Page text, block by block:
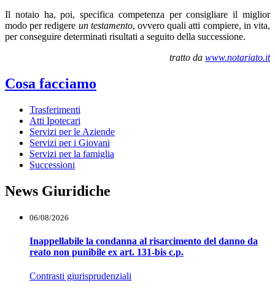
Il notaio ha, poi, specifica competenza per consigliare il miglior
modo per redigere un testamento, ovvero quali atti compiere, in vita,
per conseguire determinati risultati a seguito della successione.
tratto da www.notariato.it
Cosa facciamo
Trasferimenti
Atti Ipotecari
Servizi per le Aziende
Servizi per i Giovani
Servizi per la famiglia
Successioni
News Giuridiche
06/08/2026
Inappellabile la condanna al risarcimento del danno da
reato non punibile ex art. 131-bis c.p.
Contrasti giurisprudenziali